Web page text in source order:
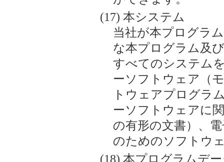
本システム
当社が本プログラ
な本プログラム及
すべてのシステム
ーソフトウェア（
トウェアプログラ
ーソフトウェアに
の有形の文書）、
のためのソフトウ
本プログラムデ